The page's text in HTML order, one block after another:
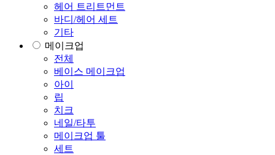
헤어 트리트먼트
바디/헤어 세트
기타
메이크업
전체
베이스 메이크업
아이
립
치크
네일/타투
메이크업 툴
세트